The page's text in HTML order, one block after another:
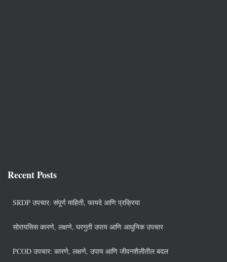
Recent Posts
SRDP उपचार: संपूर्ण माहिती, फायदे आणि प्रक्रिया
सोरायसिस कारणे, लक्षणे, घरगुती उपाय आणि आधुनिक उपचार
PCOD उपचार: कारणे, लक्षणे, उपाय आणि जीवनशैलीतील बदल